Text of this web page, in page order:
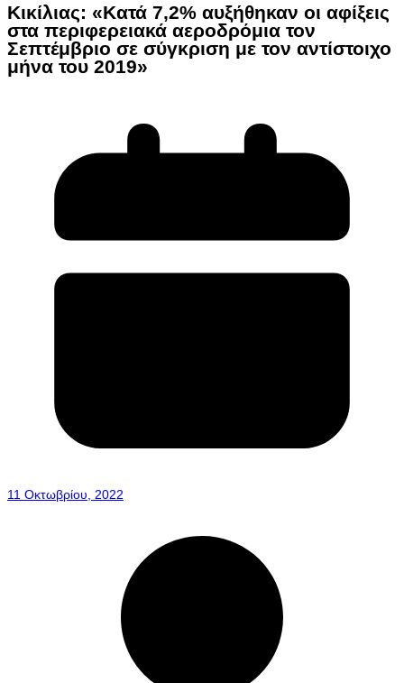
Κικίλιας: «Κατά 7,2% αυξήθηκαν οι αφίξεις
στα περιφερειακά αεροδρόμια τον
Σεπτέμβριο σε σύγκριση με τον αντίστοιχο
μήνα του 2019»
11 Οκτωβρίου, 2022